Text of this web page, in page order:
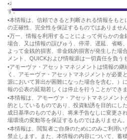
•本情報に関する著作権を含む一切の権利は、
す。
•本情報は、信頼できると判断される情報をも
の正確性、完全性を保証するものではありません
•万一、情報を利用することによって何らかの
場合、又は情報の誤びゅう、停滞、遅延、省略
よって金銭的損害、非金銭的損害が発生した場
メント、QUICKおよび情報源は一切責任を負う
•アモーヴァ・アセットマネジメントは情報の
く、アモーヴァ・アセットマネジメントが必要
源において算出が困難になった場合を含む。）
報の公表の延期若しくは停止を行うことができま
•本情報は、アモーヴァ・アセットマネジメン
的としているものであり、投資勧誘を目的にし
成日基準のものであり、将来予告なしに変更さ
場環境の変動等を保証するものではありません。
•本情報は、閲覧者ご自身のためにのみご利用
禁止します。また、本情報の内容について、蓄